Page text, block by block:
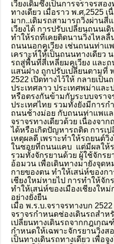
เวียงเดิมซึ่งเป็นการจราจรสอ
ทางเดียว เมื่อราว พ.ศ.2525
มาก..เดิมรถสามารถวิ่งผ่านสี่
เวียงได้ การปรับเปลี่ยนถนนเ
ทำให้รถที่เคยติดนานวิ่งไหลลื่
ถนนนอกคูเวียง เช่นถนนท่า
เคราะห์ให้เป็นถนนทางเดียว
รถสู่พื้นที่สี่เหลี่ยมคูเวียง และ
แสนฝาง ถูกปรับเปลี่ยนตามที่
2522 เปิดทางไว้ให้ กลายเป็
ประเทศลาว ประเทศพม่าและ
หรือตรงกันข้ามกับระบบจรา
ประเทศไทย รวมทั้งยังมีการ
ถนนช้างม่อย กับถนนท่าแพแ
จราจรทางเดียวด้วย เนื่องจ
ได้หรือเกิดปัญหารถติด การเ
เหตุผลดี เพราะทำให้รถยนต์
ในซอยที่ถนนแคบ แต่มีผลให้
รวมทั้งจักรยานด้วย ผู้ใช้จักร
อ้อมวน เพื่อเดินทางมายังจุดห
กายของตน ทำให้เสน่ห์ของก
เชียงใหม่หายไป การทำให้จัก
ทำให้เสน่ห์ของเมืองเชียงให
อย่างยั่งยืน
เมื่อ พ.ร.บ.จราจรทางบก
จราจรกำหนดช่องเดินรถสำ
เปลี่ยนทางเดินรถจากกฎเกณ
กำหนดให้เฉพาะจักรยานวิ่งส
เป็นทางเดินรถทางเดียว เพื่อ